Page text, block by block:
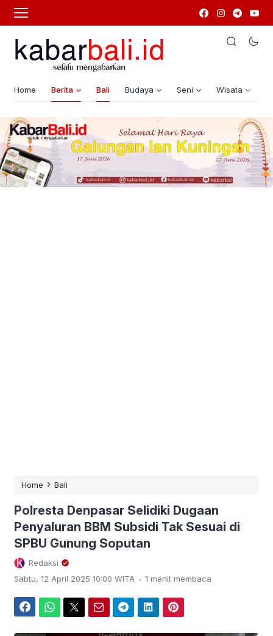
Home Berita Bali Budaya Seni Wisata
Home › Bali
Polresta Denpasar Selidiki Dugaan
Penyaluran BBM Subsidi Tak Sesuai di
SPBU Gunung Soputan
Redaksi
Sabtu, 12 April 2025 10:00 WITA . 1 menit membaca